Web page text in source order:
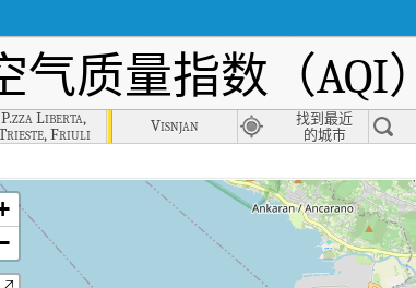
质量指数（AQI）
P.zza Liberta,
Friuli
Giulia
Visnjan
找到最近
的城市